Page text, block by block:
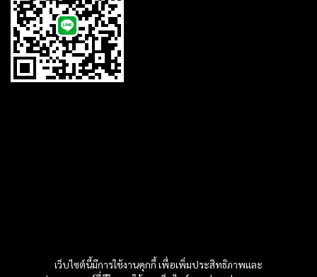
เว็บไซต์นี้มีการใช้งานคุกกี้ เพื่อเพิ่มประสิทธิภาพและ